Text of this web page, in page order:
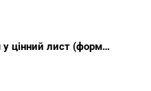
Опис вкладення у цінний лист (форма 107) + інструкція відправлення цінного листа з описом вкладення